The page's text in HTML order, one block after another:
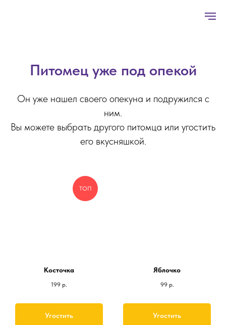
Питомец уже под опекой
Он уже нашел своего опекуна и подружился с
ним.
Вы можете выбрать другого питомца или угостить
его вкусняшкой.
ТОП
Косточка
199 р.
Угостить
Яблочко
99 р.
Угостить